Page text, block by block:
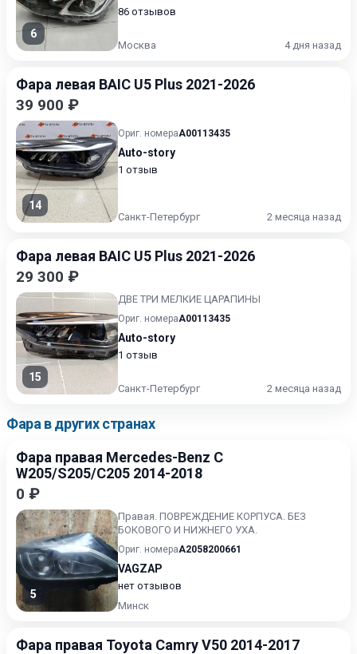
6
86 отзывов
Москва 4 дня назад
Фара левая BAIC U5 Plus 2021-2026
39 900 ₽
14
Ориг. номераA00113435
Auto-story
1 отзыв
Санкт-Петербург 2 месяца назад
Фара левая BAIC U5 Plus 2021-2026
29 300 ₽
15
ДВЕ ТРИ МЕЛКИЕ ЦАРАПИНЫ
Ориг. номераA00113435
Auto-story
1 отзыв
Санкт-Петербург 2 месяца назад
Фара в других странах
Фара правая Mercedes-Benz C
W205/S205/C205 2014-2018
0 ₽
5
Правая. ПОВРЕЖДЕНИЕ КОРПУСА. БЕЗ
БОКОВОГО И НИЖНЕГО УХА.
Ориг. номераA2058200661
VAGZAP
нет отзывов
Минск
Фара правая Toyota Camry V50 2014-2017